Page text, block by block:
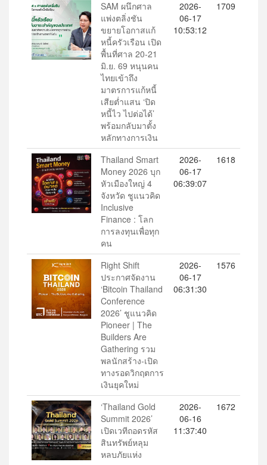
SAM ผนึกศาล
แพ่งตลิ่งชัน
ขยายโอกาสแก้
หนี้ครัวเรือน เปิด
พื้นที่ศาล 20-21
มิ.ย. 69 หนุนคน
ไทยเข้าถึง
มาตรการแก้หนี้
เสียต่ำแสน ‘ปิด
หนี้ไว ไปต่อได้’
พร้อมกลับมาตั้ง
หลักทางการเงิน
2026-
06-17
10:53:12
1709
Thailand Smart
Money 2026 บุก
หัวเมืองใหญ่ 4
จังหวัด ชูแนวคิด
Inclusive
Finance : โลก
การลงทุนเพื่อทุก
คน
2026-
06-17
06:39:07
1618
Right Shift
ประกาศจัดงาน
‘Bitcoin Thailand
Conference
2026’ ชูแนวคิด
Pioneer | The
Builders Are
Gathering รวม
พลนักสร้าง-เปิด
ทางรอดวิกฤตการ
เงินยุคใหม่
2026-
06-17
06:31:30
1576
‘Thailand Gold
Summit 2026’
เปิดเวทีถอดรหัส
สินทรัพย์หลุม
หลบภัยแห่ง
2026-
06-16
11:37:40
1672